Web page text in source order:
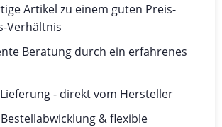
Artikel zu einem guten Preis-
Verhältnis
Beratung durch ein erfahrenes
- direkt vom Hersteller
& flexible